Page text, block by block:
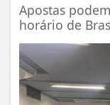
Apostas
horário de